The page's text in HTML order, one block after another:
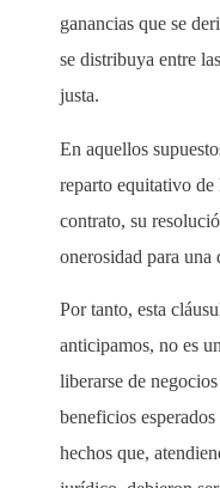
ganancias que se
se distribuya entre
justa.
En aquellos
reparto equitativo de
contrato, su
onerosidad para una
Por tanto, esta
anticipamos, no es
liberarse de
beneficios
hechos que,